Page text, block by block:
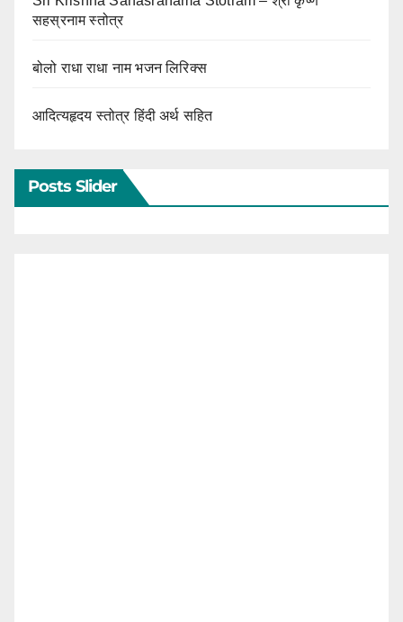
सहस्रनाम स्तोत्र
बोलो राधा राधा नाम भजन लिरिक्स
आदित्यहृदय स्तोत्र हिंदी अर्थ सहित
Posts Slider